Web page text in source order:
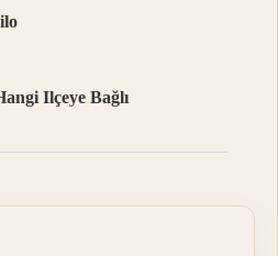
Ilçeye Bağlı